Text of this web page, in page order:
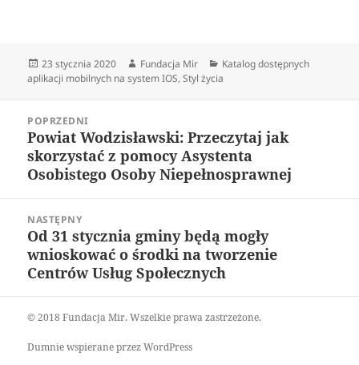
Data
publikacji
23 stycznia 2020 Autor
Fundacja Mir Kategorie
Katalog dostępnych
aplikacji mobilnych na system IOS,Styl życia
wpisuPOPRZEDNI
Poprzedni
wpis:
Powiat Wodzisławski: Przeczytaj jak
skorzystać z pomocy Asystenta
Osobistego Osoby Niepełnosprawnej
NASTĘPNY
Następny
wpis:
Od 31 stycznia gminy będą mogły
wnioskować o środki na tworzenie
Centrów Usług Społecznych
© 2018 Fundacja Mir. Wszelkie prawa zastrzeżone.
Dumnie wspierane przez WordPress